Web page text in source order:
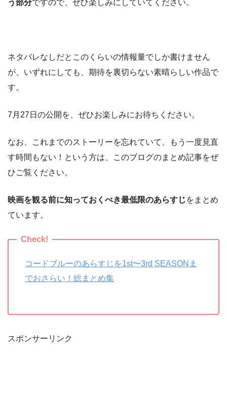
う部分ですので、ぜひ楽しみにしていてください。
ネタバレなしだとこのくらいの情報量でしか書けません
が、いずれにしても、期待を裏切らない素晴らしい作品で
す。
7月27日の公開を、ぜひお楽しみにお待ちください。
なお、これまでのストーリーを忘れていて、もう一度見直
す時間もない！という方は、このブログのまとめ記事をぜ
ひご覧ください。
映画を観る前に知っておくべき最低限のあらすじをまとめ
ています。
コードブルーのあらすじを1st〜3rd SEASONま
でおさらい！総まとめ集
スポンサーリンク